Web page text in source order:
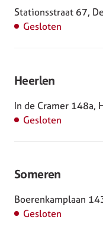
Stationsstraat 67,
Gesloten
Heerlen
In de Cramer 148a,
Gesloten
Someren
Boerenkamplaan
Gesloten